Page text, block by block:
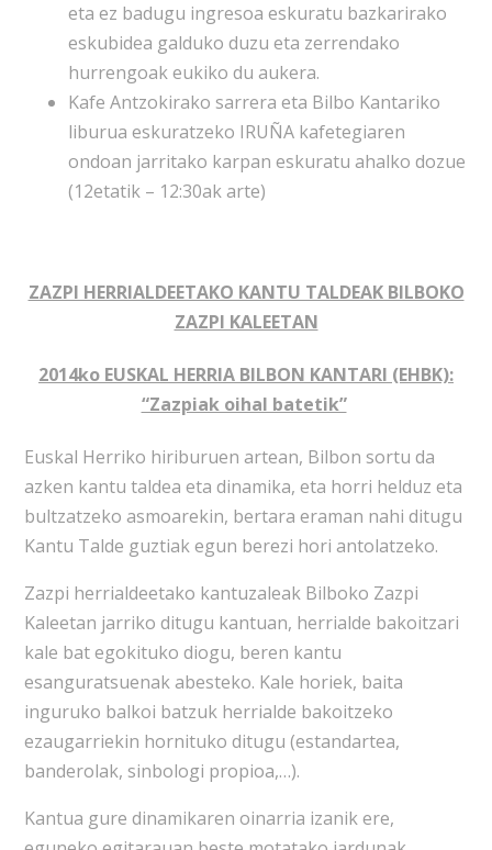
eta ez badugu ingresoa eskuratu bazkarirako
eskubidea galduko duzu eta zerrendako
hurrengoak eukiko du aukera.
Kafe Antzokirako sarrera eta Bilbo Kantariko
liburua eskuratzeko IRUÑA kafetegiaren
ondoan jarritako karpan eskuratu ahalko dozue
(12etatik – 12:30ak arte)
ZAZPI HERRIALDEETAKO KANTU TALDEAK BILBOKO
ZAZPI KALEETAN
2014ko EUSKAL HERRIA BILBON KANTARI (EHBK):
“Zazpiak oihal batetik”
Euskal Herriko hiriburuen artean, Bilbon sortu da
azken kantu taldea eta dinamika, eta horri helduz eta
bultzatzeko asmoarekin, bertara eraman nahi ditugu
Kantu Talde guztiak egun berezi hori antolatzeko.
Zazpi herrialdeetako kantuzaleak Bilboko Zazpi
Kaleetan jarriko ditugu kantuan, herrialde bakoitzari
kale bat egokituko diogu, beren kantu
esanguratsuenak abesteko. Kale horiek, baita
inguruko balkoi batzuk herrialde bakoitzeko
ezaugarriekin hornituko ditugu (estandartea,
banderolak, sinbologi propioa,…).
Kantua gure dinamikaren oinarria izanik ere,